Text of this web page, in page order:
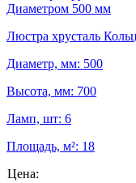
Диаметром 500 мм
Люстра хрусталь
Диаметр, мм: 500
Высота, мм: 700
Ламп, шт: 6
Площадь, м²: 18
Цена: